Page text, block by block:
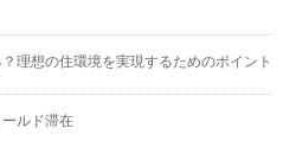
理想の住環境を実現するためのポイント
ルド滞在